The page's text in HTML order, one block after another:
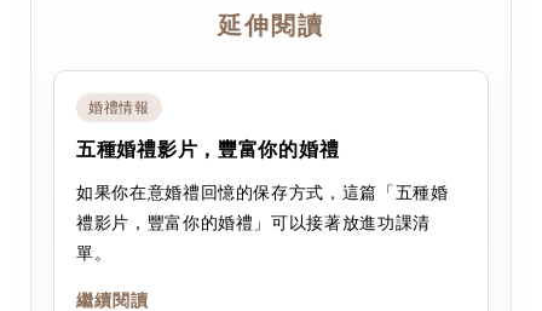
延伸閱讀
婚禮情報
五種婚禮影片，豐富你的婚禮
如果你在意婚禮回憶的保存方式，這篇「五種婚
禮影片，豐富你的婚禮」可以接著放進功課清
單。
繼續閱讀